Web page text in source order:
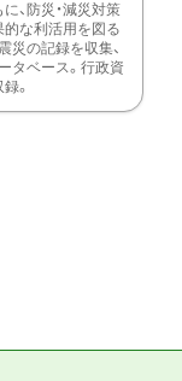
、防災・減災対策
な利活用を図る
災の記録を収集、
タベース。行政資
。